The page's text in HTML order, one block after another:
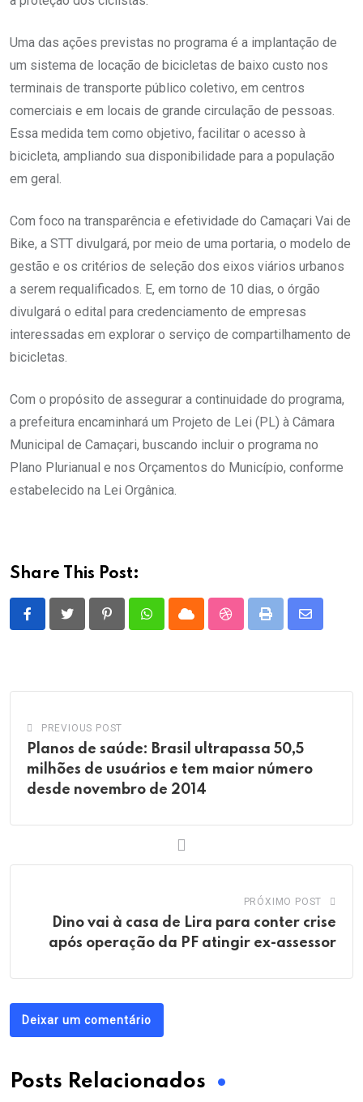
Uma das ações previstas no programa é a implantação de
um sistema de locação de bicicletas de baixo custo nos
terminais de transporte público coletivo, em centros
comerciais e em locais de grande circulação de pessoas.
Essa medida tem como objetivo, facilitar o acesso à
bicicleta, ampliando sua disponibilidade para a população
em geral.
Com foco na transparência e efetividade do Camaçari Vai de
Bike, a STT divulgará, por meio de uma portaria, o modelo de
gestão e os critérios de seleção dos eixos viários urbanos
a serem requalificados. E, em torno de 10 dias, o órgão
divulgará o edital para credenciamento de empresas
interessadas em explorar o serviço de compartilhamento de
bicicletas.
Com o propósito de assegurar a continuidade do programa,
a prefeitura encaminhará um Projeto de Lei (PL) à Câmara
Municipal de Camaçari, buscando incluir o programa no
Plano Plurianual e nos Orçamentos do Município, conforme
estabelecido na Lei Orgânica.
Share This Post:
PinterestWhatsappCloud StumbleUpon
Print
Share
PREVIOUS POST
Planos de saúde: Brasil ultrapassa 50,5
milhões de usuários e tem maior número
desde novembro de 2014
PRÓXIMO POST
Dino vai à casa de Lira para conter crise
após operação da PF atingir ex-assessor
Deixar um comentário
Posts Relacionados